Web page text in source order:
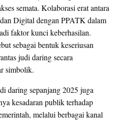
semata. Kolaborasi erat antara
Digital dengan PPATK dalam
faktor kunci keberhasilan.
sebagai bentuk keseriusan
judi daring secara
simbolik.
daring sepanjang 2025 juga
kesadaran publik terhadap
melalui berbagai kanal